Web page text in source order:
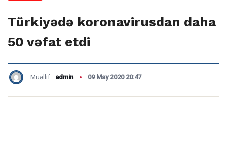
Türkiyədə koronavirusdan daha
50 vəfat etdi
Müəllif: admin 09 May 2020 20:47